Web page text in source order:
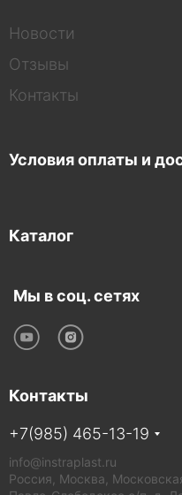
Новости
Отзывы
Контакты
Условия оплаты и
Каталог
Мы в соц. сетях
Контакты
+7(985) 465-13-19
info@instraplast.ru
Россия, Москва,